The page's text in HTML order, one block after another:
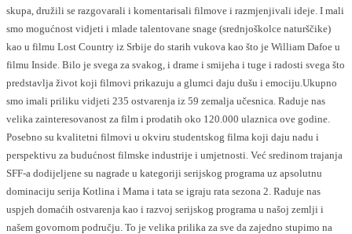
skupa, družili se razgovarali i komentarisali filmove i razmjenjivali ideje. I mali
smo mogućnost vidjeti i mlade talentovane snage (srednjoškolce naturščike)
kao u filmu Lost Country iz Srbije do starih vukova kao što je William Dafoe u
filmu Inside. Bilo je svega za svakog, i drame i smijeha i tuge i radosti svega što
predstavlja život koji filmovi prikazuju a glumci daju dušu i emociju.Ukupno
smo imali priliku vidjeti 235 ostvarenja iz 59 zemalja učesnica. Raduje nas
velika zainteresovanost za film i prodatih oko 120.000 ulaznica ove godine.
Posebno su kvalitetni filmovi u okviru studentskog filma koji daju nadu i
perspektivu za budućnost filmske industrije i umjetnosti. Već sredinom trajanja
SFF-a dodijeljene su nagrade u kategoriji serijskog programa uz apsolutnu
dominaciju serija Kotlina i Mama i tata se igraju rata sezona 2. Raduje nas
uspjeh domaćih ostvarenja kao i razvoj serijskog programa u našoj zemlji i
našem govornom području. To je velika prilika za sve da zajedno stupimo na